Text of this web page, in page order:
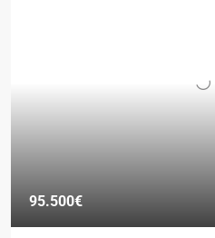
95.500€